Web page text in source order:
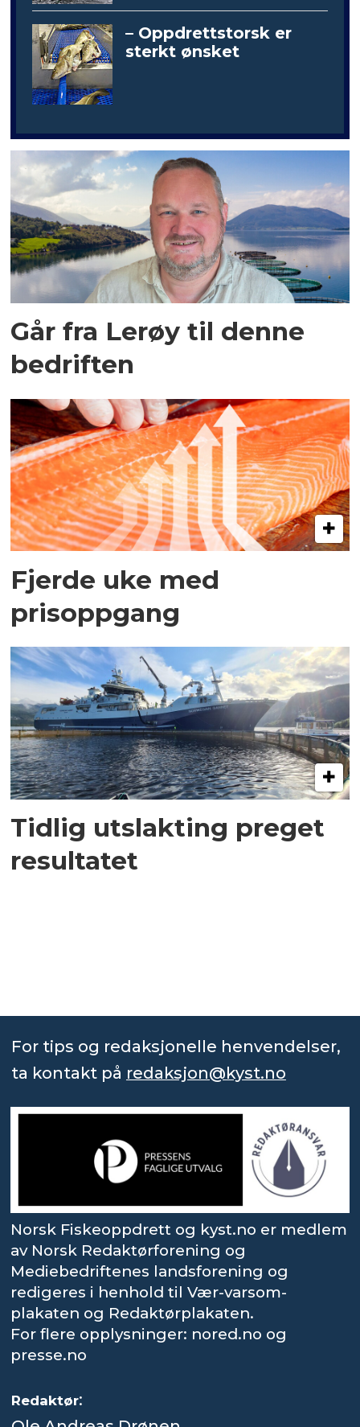
– Oppdrettstorsk er
sterkt ønsket
Går fra Lerøy til denne
bedriften
Fjerde uke med
prisoppgang
Tidlig utslakting preget
resultatet
For tips og redaksjonelle henvendelser,
ta kontakt på redaksjon@kyst.no
Norsk Fiskeoppdrett og kyst.no er medlem
av Norsk Redaktørforening og
Mediebedriftenes landsforening og
redigeres i henhold til Vær-varsom-
plakaten og Redaktørplakaten.
For flere opplysninger: nored.no og
presse.no
Redaktør: